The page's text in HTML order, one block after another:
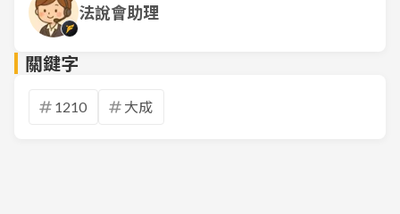
法說會助理
關鍵字
1210 大成